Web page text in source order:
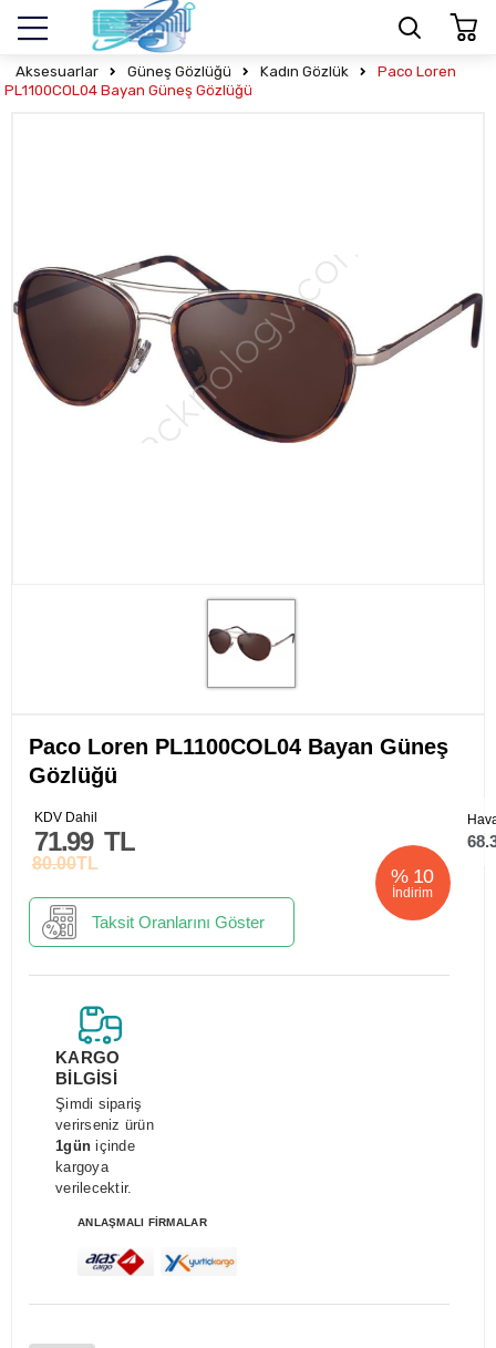
Aksesuarlar Güneş Gözlüğü Kadın Gözlük
Paco Loren
PL1100COL04 Bayan Güneş Gözlüğü
Paco Loren PL1100COL04 Bayan Güneş
Gözlüğü
% 10
İndirim
80.00TL
71.99 TL
KDV Dahil
Taksit Oranlarını Göster
KARGO
BİLGİSİ
Şimdi sipariş
verirseniz ürün
1gün içinde
kargoya
verilecektir.
ANLAŞMALI FİRMALAR